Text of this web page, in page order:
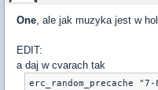
One, ale jak muzyka jest w
EDIT:
a daj w cvarach tak
erc_random_precache "7-